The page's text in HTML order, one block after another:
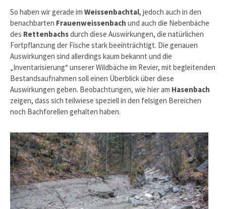
So haben wir gerade im Weissenbachtal, jedoch auch in den
benachbarten Frauenweissenbach und auch die Nebenbäche
des Rettenbachsdurch diese Auswirkungen, die natürlichen
Fortpflanzung der Fische stark beeinträchtigt. Die genauen
Auswirkungen sind allerdings kaum bekannt und die
„Inventarisierung“ unserer Wildbäche im Revier, mit begleitenden
Bestandsaufnahmen soll einen Überblick über diese
Auswirkungen geben. Beobachtungen, wie hier am Hasenbach
zeigen, dass sich teilwiese speziell in den felsigen Bereichen
noch Bachforellen gehalten haben.